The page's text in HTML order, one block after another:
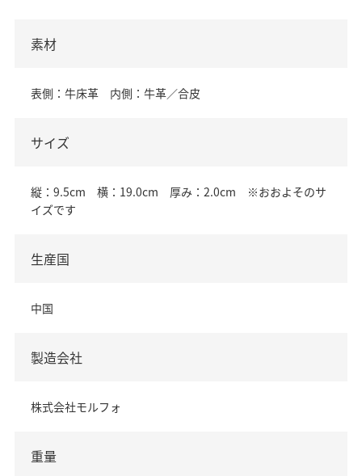
素材
表側：牛床革 内側：牛革／合皮
サイズ
縦：9.5cm 横：19.0cm 厚み：2.0cm ※おおよそのサ
イズです
生産国
中国
製造会社
株式会社モルフォ
重量